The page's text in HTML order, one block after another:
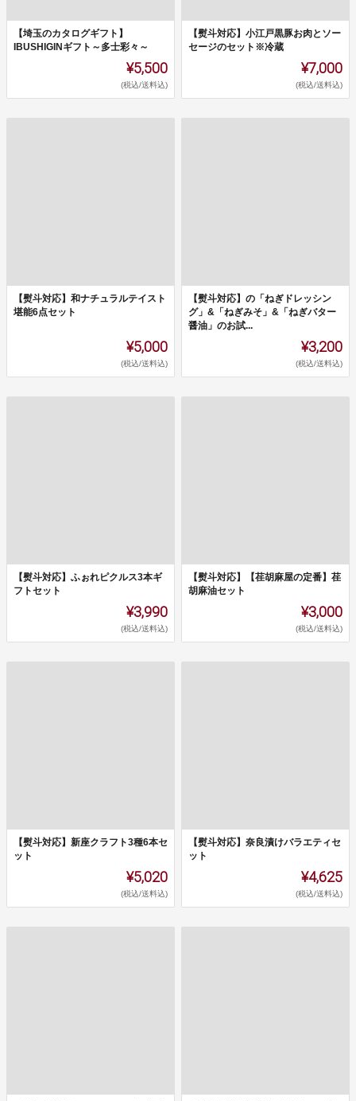
【埼玉のカタログギフト】
IBUSHIGINギフト～多士彩々～
¥5,500
(税込/送料込)
【熨斗対応】小江戸黒豚お肉とソー
セージのセット※冷蔵
¥7,000
(税込/送料込)
【熨斗対応】和ナチュラルテイスト
堪能6点セット
¥5,000
(税込/送料込)
【熨斗対応】の「ねぎドレッシン
グ」&「ねぎみそ」&「ねぎバター
醤油」のお試...
¥3,200
(税込/送料込)
【熨斗対応】ふぉれピクルス3本ギ
フトセット
¥3,990
(税込/送料込)
【熨斗対応】【荏胡麻屋の定番】荏
胡麻油セット
¥3,000
(税込/送料込)
【熨斗対応】新座クラフト3種6本セ
ット
¥5,020
(税込/送料込)
【熨斗対応】奈良漬けバラエティセ
ット
¥4,625
(税込/送料込)